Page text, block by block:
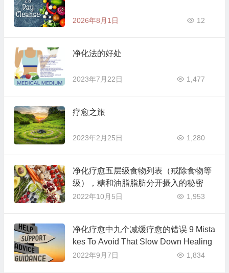
2026年8月1日 12
净化法的好处
2023年7月22日 1,477
疗愈之旅
2023年2月25日 1,280
净化疗愈五层级食物列表（戒除食物等
级），糖和油脂脂肪分开摄入的秘密
2022年10月5日 1,953
净化疗愈中九个减缓疗愈的错误 9 Mista
kes To Avoid That Slow Down Healing
2022年9月7日 1,834